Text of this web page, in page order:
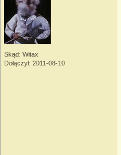
Skąd: Witax
Dołączył: 2011-08-10